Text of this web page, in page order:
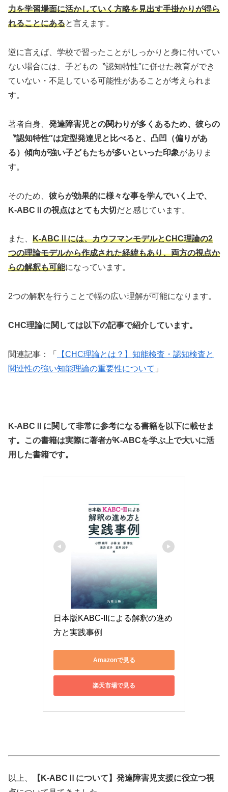
力を学習場面に活かしていく方略を見出す手掛かりが得ら
れることにあると言えます。
逆に言えば、学校で習ったことがしっかりと身に付いてい
ない場合には、子どもの〝認知特性″に併せた教育ができ
ていない・不足している可能性があることが考えられま
す。
著者自身、 発達障害児との関わりが多くあるため、彼らの
〝認知特性″は定型発達児と比べると、凸凹（偏りがあ
る）傾向が強い子どもたちが多いといった印象がありま
す。
そのため、 彼らが効果的に様々な事を学んでいく上で、
K-ABCⅡの視点はとても大切 だと感じています。
また、 K-ABCⅡには、カウフマンモデルとCHC理論の2
つの理論モデルから作成された経緯もあり、両方の視点か
らの解釈も可能になっています。
2つの解釈を行うことで幅の広い理解が可能になります。
CHC理論に関しては以下の記事で紹介しています。
関連記事：「
【CHC理論とは？】知能検査・認知検査と
関連性の強い知能理論の重要性について 」
K-ABCⅡに関して非常に参考になる書籍を以下に載せま
す。この書籍は実際に著者がK-ABCを学ぶ上で大いに活
用した書籍です。
日本版KABC-IIによる解釈の進め
方と実践事例
Amazonで見る
楽天市場で見る
以上、
【K-ABCⅡについて】発達障害児支援に役立つ視